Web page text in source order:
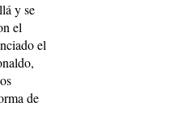
y se
el
el
de